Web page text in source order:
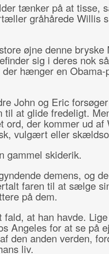
tænker på at tisse,
gråhårede Willis
øjne denne bryske
sig i deres nok
hænger en Obama-
John og Eric
til at glide fredeligt.
der kommer ud af
vulgært eller
gammel skiderik.
demens, og
faren til at sælge
på dem.
at han havde.
Angeles for at se på
den anden verden,
liv.